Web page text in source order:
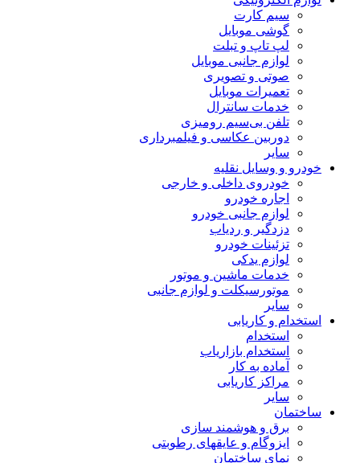
سیم کارت
گوشی موبایل
لپ تاپ و تبلت
لوازم جانبی موبایل
صوتی و تصویری
تعمیرات موبایل
خدمات سانترال
تلفن بی‌سیم رومیزی
دوربین عکاسی و فیلمبرداری
سایر
خودرو و وسایل نقلیه
خودروی داخلی و خارجی
اجاره خودرو
لوازم جانبی خودرو
دزدگیر و ردیاب
تزئینات خودرو
لوازم یدکی
خدمات ماشین و موتور
موتورسیکلت و لوازم جانبی
سایر
استخدام و کاریابی
استخدام
استخدام بازاریاب
آماده به کار
مراکز کاریابی
سایر
ساختمان
برق و هوشمند سازی
ایزوگام و عایقهای رطوبتی
نمای ساختمان